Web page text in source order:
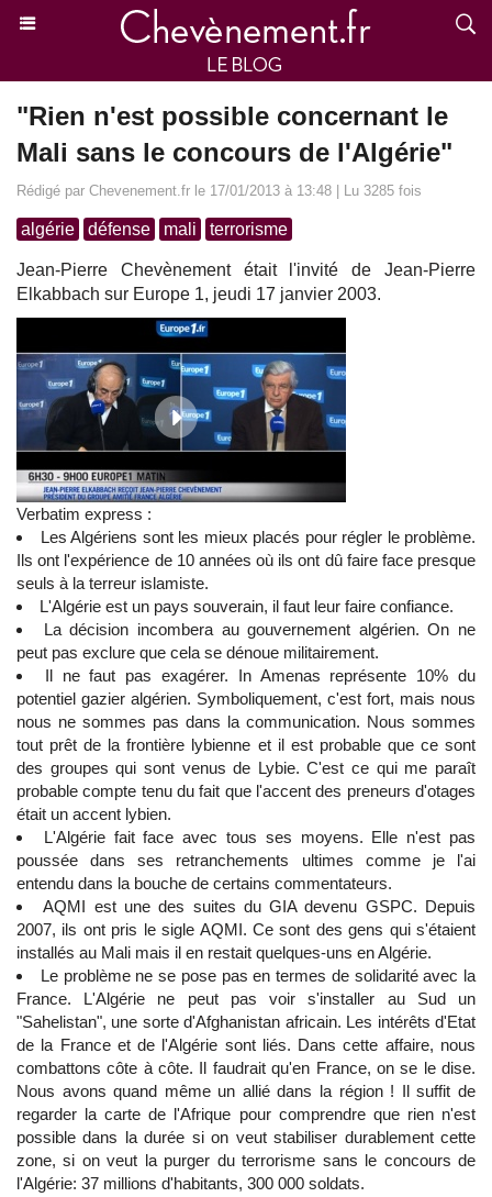
"Rien n'est possible concernant le
Mali sans le concours de l'Algérie"
Rédigé par Chevenement.fr le 17/01/2013 à 13:48 | Lu 3285 fois
algérie défense mali terrorisme
Jean-Pierre Chevènement était l'invité de Jean-Pierre
Elkabbach sur Europe 1, jeudi 17 janvier 2003.
Verbatim express :
Les Algériens sont les mieux placés pour régler le problème.
Ils ont l'expérience de 10 années où ils ont dû faire face presque
seuls à la terreur islamiste.
L'Algérie est un pays souverain, il faut leur faire confiance.
La décision incombera au gouvernement algérien. On ne
peut pas exclure que cela se dénoue militairement.
Il ne faut pas exagérer. In Amenas représente 10% du
potentiel gazier algérien. Symboliquement, c'est fort, mais nous
nous ne sommes pas dans la communication. Nous sommes
tout prêt de la frontière lybienne et il est probable que ce sont
des groupes qui sont venus de Lybie. C'est ce qui me paraît
probable compte tenu du fait que l'accent des preneurs d'otages
était un accent lybien.
L'Algérie fait face avec tous ses moyens. Elle n'est pas
poussée dans ses retranchements ultimes comme je l'ai
entendu dans la bouche de certains commentateurs.
AQMI est une des suites du GIA devenu GSPC. Depuis
2007, ils ont pris le sigle AQMI. Ce sont des gens qui s'étaient
installés au Mali mais il en restait quelques-uns en Algérie.
Le problème ne se pose pas en termes de solidarité avec la
France. L'Algérie ne peut pas voir s'installer au Sud un
"Sahelistan", une sorte d'Afghanistan africain. Les intérêts d'Etat
de la France et de l'Algérie sont liés. Dans cette affaire, nous
combattons côte à côte. Il faudrait qu'en France, on se le dise.
Nous avons quand même un allié dans la région ! Il suffit de
regarder la carte de l'Afrique pour comprendre que rien n'est
possible dans la durée si on veut stabiliser durablement cette
zone, si on veut la purger du terrorisme sans le concours de
l'Algérie: 37 millions d'habitants, 300 000 soldats.